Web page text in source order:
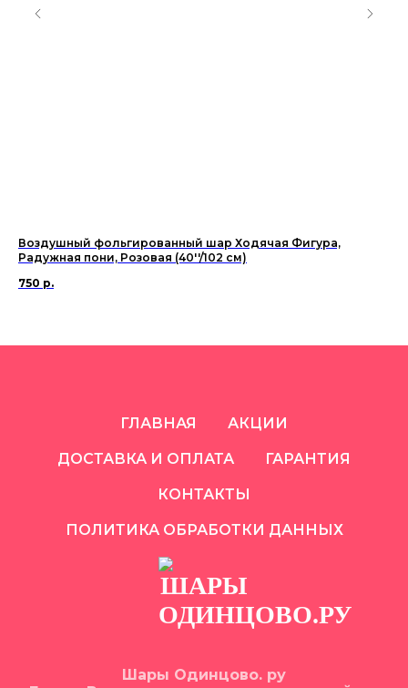
Воздушный фольгированный шар Ходячая Фигура,
Радужная пони, Розовая (40''/102 см)
750 р.
ГЛАВНАЯ АКЦИИ
ДОСТАВКА И ОПЛАТА ГАРАНТИЯ
КОНТАКТЫ
ПОЛИТИКА ОБРАБОТКИ ДАННЫХ
Шары Одинцово. ру